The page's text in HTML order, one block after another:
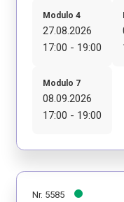
Modulo 4
27.08.2026
17:00 - 19:00
Modulo 7
08.09.2026
17:00 - 19:00
Nr. 5585